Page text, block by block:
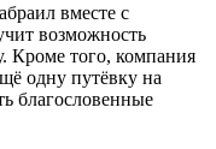
вместе с
возможность
Кроме того, компания
одну путёвку на
благословенные